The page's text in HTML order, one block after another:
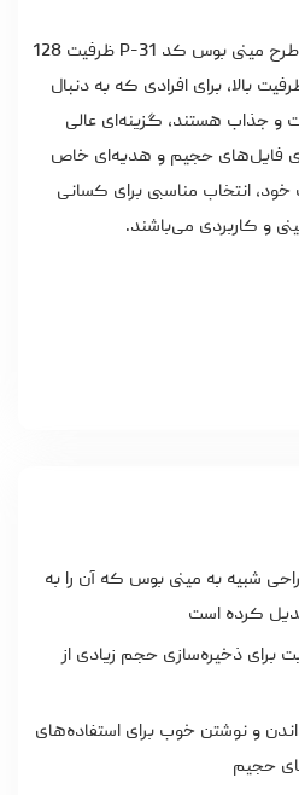
طرح مینی بوس کد P-31 ظرفیت 128
بالا، برای افرادی که به دنبال
و جذاب هستند، گزینه‌ای عالی
فایل‌های حجیم و هدیه‌ای خاص
انتخاب مناسبی برای کسانی
و کاربردی می‌باشند.
شبیه به مینی بوس که آن را به
کرده است
برای ذخیره‌سازی حجم زیادی از
و نوشتن خوب برای استفاده‌های
حجیم